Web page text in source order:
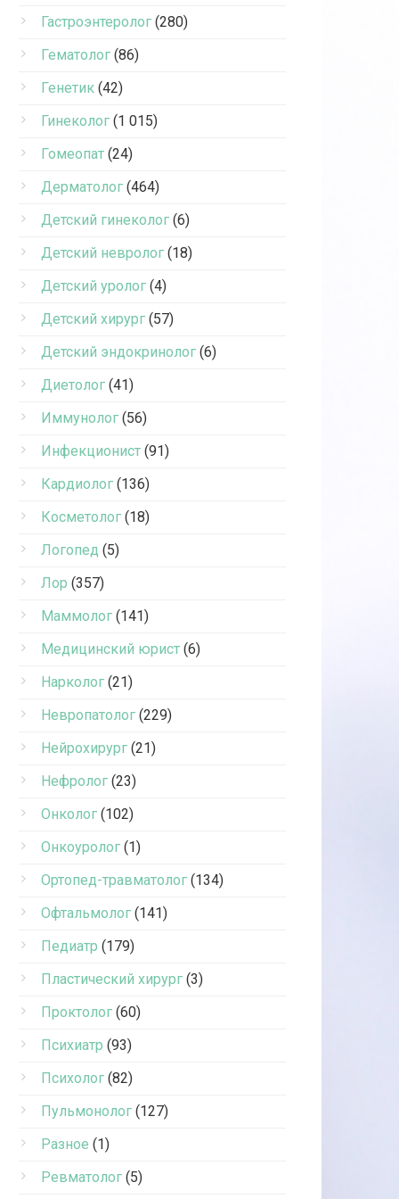
Гастроэнтеролог (280)
Гематолог (86)
Генетик (42)
Гинеколог (1 015)
Гомеопат (24)
Дерматолог (464)
Детский гинеколог (6)
Детский невролог (18)
Детский уролог (4)
Детский хирург (57)
Детский эндокринолог (6)
Диетолог (41)
Иммунолог (56)
Инфекционист (91)
Кардиолог (136)
Косметолог (18)
Логопед (5)
Лор (357)
Маммолог (141)
Медицинский юрист (6)
Нарколог (21)
Невропатолог (229)
Нейрохирург (21)
Нефролог (23)
Онколог (102)
Онкоуролог (1)
Ортопед-травматолог (134)
Офтальмолог (141)
Педиатр (179)
Пластический хирург (3)
Проктолог (60)
Психиатр (93)
Психолог (82)
Пульмонолог (127)
Разное (1)
Ревматолог (5)